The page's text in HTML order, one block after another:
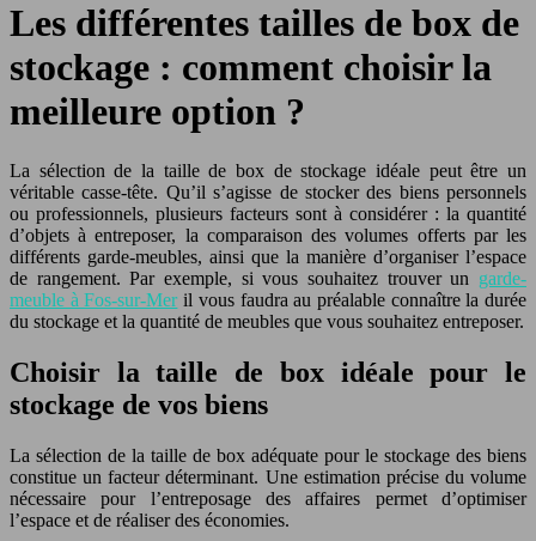
Les différentes tailles de box de
stockage : comment choisir la
meilleure option ?
La sélection de la taille de box de stockage idéale peut être un
véritable casse-tête. Qu’il s’agisse de stocker des biens personnels
ou professionnels, plusieurs facteurs sont à considérer : la quantité
d’objets à entreposer, la comparaison des volumes offerts par les
différents garde-meubles, ainsi que la manière d’organiser l’espace
de rangement. Par exemple, si vous souhaitez trouver un garde-
meuble à Fos-sur-Meril vous faudra au préalable connaître la durée
du stockage et la quantité de meubles que vous souhaitez entreposer.
Choisir la taille de box idéale pour le
stockage de vos biens
La sélection de la taille de box adéquate pour le stockage des biens
constitue un facteur déterminant. Une estimation précise du volume
nécessaire pour l’entreposage des affaires permet d’optimiser
l’espace et de réaliser des économies.